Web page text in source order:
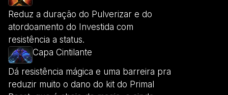
Reduz a duração do Pulverizar e do
atordoamento do Investida com
resistência a status.
Capa Cintilante
Dá resistência mágica e uma barreira pra
reduzir muito o dano do kit do Primal